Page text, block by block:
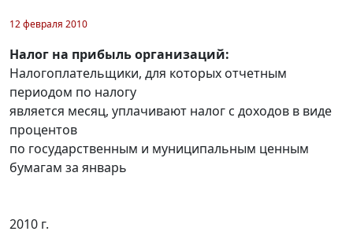
12 февраля 2010
Налог на прибыль организаций:
Налогоплательщики, для которых отчетным
периодом по налогу
является месяц, уплачивают налог с доходов в виде
процентов
по государственным и муниципальным ценным
бумагам за январь
2010 г.